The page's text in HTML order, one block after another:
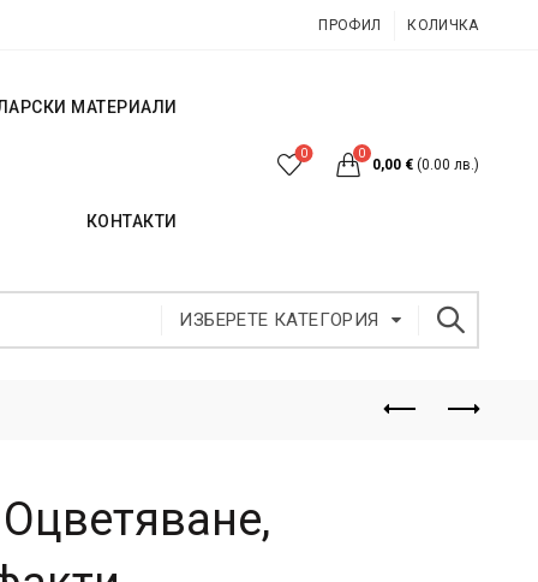
ПРОФИЛ КОЛИЧКА
МАТЕРИАЛИ
КОНТАКТИ
0 0
0,00 € (0.00 лв.)
ИЗБЕРЕТЕ КАТЕГОРИЯ